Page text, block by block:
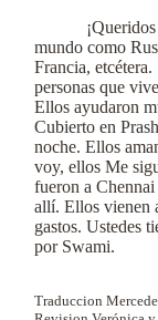
mundo como
Francia,
personas que
Ellos ayudaron
Cubierto en
noche. Ellos
voy, ellos Me
fueron a
allí. Ellos vienen
gastos. Ustedes
por Swami.
Traduccion